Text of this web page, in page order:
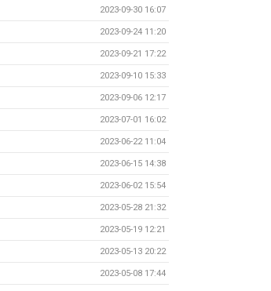
2023-09-30 16:07
2023-09-24 11:20
2023-09-21 17:22
2023-09-10 15:33
2023-09-06 12:17
2023-07-01 16:02
2023-06-22 11:04
2023-06-15 14:38
2023-06-02 15:54
2023-05-28 21:32
2023-05-19 12:21
2023-05-13 20:22
2023-05-08 17:44